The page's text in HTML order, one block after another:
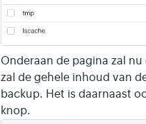
Onderaan de pagina zal
zal de gehele inhoud van
backup. Het is daarnaast
knop.